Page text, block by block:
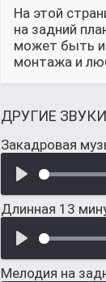
На этой
на задний
может быть
монтажа и
ДРУГИЕ ЗВУКИ
Закадровая
Длинная 13
Мелодия на